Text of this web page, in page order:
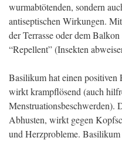
wurmabtötenden, sondern
antiseptischen Wirkungen.
der Terrasse oder dem
“Repellent” (Insekten
Basilikum hat einen positiven
wirkt krampflösend (auch
Menstruationsbeschwerden).
Abhusten, wirkt gegen
und Herzprobleme.